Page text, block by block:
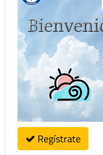
Regístrate